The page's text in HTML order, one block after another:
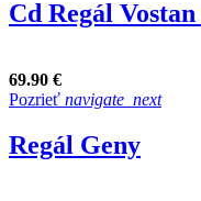
Cd Regál
69.90 €
Pozrieť navigate_next
Regál Geny